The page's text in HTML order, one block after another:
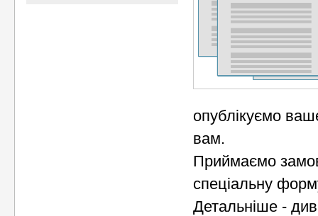
опублікуємо
вам.
Приймаємо
спеціальну
Детальніше -